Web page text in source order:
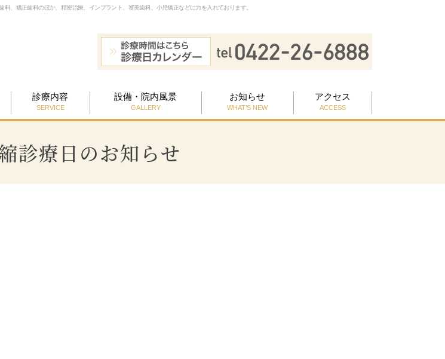
、矯正歯科のほか、精密治療、インプラント、審美歯科、小児矯正などに力を入れております。
診療内容
SERVICE
設備・院内風景
GALLERY
お知らせ
WHAT’S NEW
アクセス
ACCESS
診療日のお知らせ